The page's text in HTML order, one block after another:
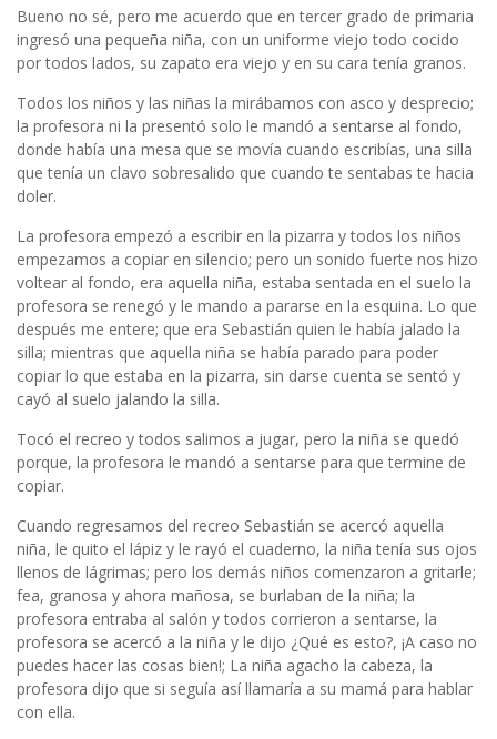
Bueno no sé, pero me acuerdo que en tercer grado de primaria
ingresó una pequeña niña, con un uniforme viejo todo cocido
por todos lados, su zapato era viejo y en su cara tenía granos.
Todos los niños y las niñas la mirábamos con asco y desprecio;
la profesora ni la presentó solo le mandó a sentarse al fondo,
donde había una mesa que se movía cuando escribías, una silla
que tenía un clavo sobresalido que cuando te sentabas te hacia
doler.
La profesora empezó a escribir en la pizarra y todos los niños
empezamos a copiar en silencio; pero un sonido fuerte nos hizo
voltear al fondo, era aquella niña, estaba sentada en el suelo la
profesora se renegó y le mando a pararse en la esquina. Lo que
después me entere; que era Sebastián quien le había jalado la
silla; mientras que aquella niña se había parado para poder
copiar lo que estaba en la pizarra, sin darse cuenta se sentó y
cayó al suelo jalando la silla.
Tocó el recreo y todos salimos a jugar, pero la niña se quedó
porque, la profesora le mandó a sentarse para que termine de
copiar.
Cuando regresamos del recreo Sebastián se acercó aquella
niña, le quito el lápiz y le rayó el cuaderno, la niña tenía sus ojos
llenos de lágrimas; pero los demás niños comenzaron a gritarle;
fea, granosa y ahora mañosa, se burlaban de la niña; la
profesora entraba al salón y todos corrieron a sentarse, la
profesora se acercó a la niña y le dijo ¿Qué es esto?, ¡A caso no
puedes hacer las cosas bien!; La niña agacho la cabeza, la
profesora dijo que si seguía así llamaría a su mamá para hablar
con ella.